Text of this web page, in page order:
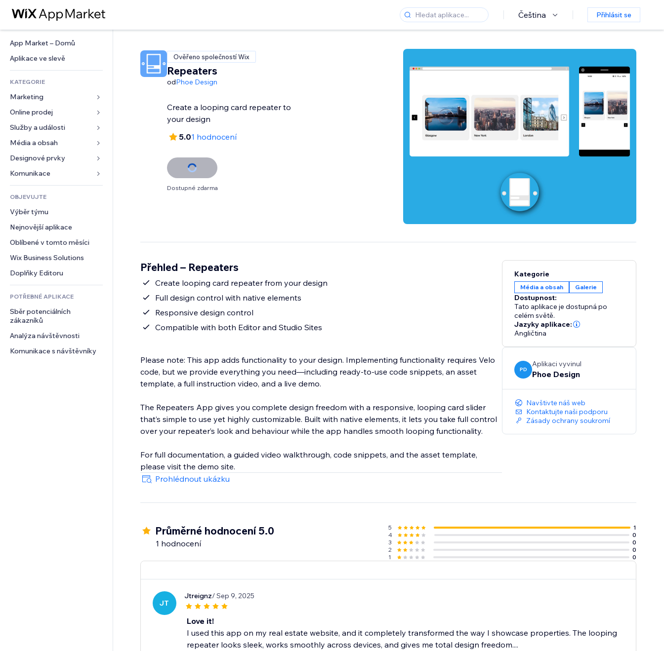
Čeština Přihlásit se
App Market – Domů
Aplikace ve slevě
KATEGORIE
Marketing
Reklamy
Mobilní zařízení
Analytika
Výpisy webu
E‑mail
Online prodej
Aplikace pro obchody
Doprava a doručení
Tlačítka pro prodej
Účetnictví
Kupóny a věrnostní programy
Skladování
Jídlo a nápoje
Služby a události
Ubytování
Události
Restaurace
Nemovitosti
Rezervace
Média a obsah
Galerie
Hudba
Podcasty
Fotografie
Video
PDF
Sdílení souborů
Novinky
Designové prvky
Mapy a navigace
Soukromí a bezpečnost
Hodiny
Šablony stránek
Efekty pro obrázky
Tlačítka a nabídky
Bannery a odznaky
Kalkulačky
Vyhledávání
Počasí
Tabulky a grafy
Formuláře
Ankety
Chat
Komentáře
Telefon
Komunita
Reference a recenze
CRM
OBJEVUJTE
Výběr týmu
Nejnovější aplikace
Oblíbené v tomto měsíci
Wix Business Solutions
Doplňky Editoru
POTŘEBNÉ APLIKACE
Sběr potenciálních
zákazníků
Analýza návštěvnosti
Komunikace s návštěvníky
Ověřeno společností Wix
Repeaters
odPhoe Design
Create a looping card repeater to
your design
5.01 hodnocení
Dostupné zdarma
Přehled – Repeaters
Create looping card repeater from your design
Full design control with native elements
Responsive design control
Compatible with both Editor and Studio Sites
Please note: This app adds functionality to your design. Implementing functionality requires Velo
code, but we provide everything you need—including ready-to-use code snippets, an asset
template, a full instruction video, and a live demo.
The Repeaters App gives you complete design freedom with a responsive, looping card slider
that’s simple to use yet highly customizable. Built with native elements, it lets you take full control
over your repeater’s look and behaviour while the app handles smooth looping functionality.
For full documentation, a guided video walkthrough, code snippets, and the asset template,
please visit the demo site.
Prohlédnout ukázku
Kategorie
Média a obsah Galerie
Dostupnost:
Tato aplikace je dostupná po
celém světě.
Jazyky aplikace:
Angličtina
PD
Aplikaci vyvinul
Phoe Design
Navštivte náš web
Kontaktujte naši podporu
Zásady ochrany soukromí
Průměrné hodnocení 5.0
1 hodnocení
5
1
4
0
3
0
2
0
1
0
JT
Jtreignz/ Sep 9, 2025
Love it!
I used this app on my real estate website, and it completely transformed the way I showcase properties. The looping
repeater looks sleek, works smoothly across devices, and gives me total design freedom....